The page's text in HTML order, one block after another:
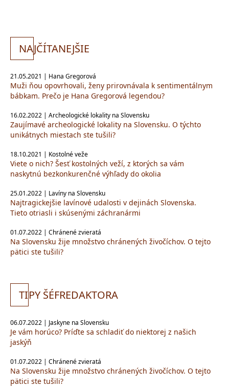
NAJČÍTANEJŠIE
21.05.2021 | Hana Gregorová
Muži ňou opovrhovali, ženy prirovnávala k sentimentálnym
bábkam. Prečo je Hana Gregorová legendou?
16.02.2022 | Archeologické lokality na Slovensku
Zaujímavé archeologické lokality na Slovensku. O týchto
unikátnych miestach ste tušili?
18.10.2021 | Kostolné veže
Viete o nich? Šesť kostolných veží, z ktorých sa vám
naskytnú bezkonkurenčné výhľady do okolia
25.01.2022 | Lavíny na Slovensku
Najtragickejšie lavínové udalosti v dejinách Slovenska.
Tieto otriasli i skúsenými záchranármi
01.07.2022 | Chránené zvieratá
Na Slovensku žije množstvo chránených živočíchov. O tejto
pätici ste tušili?
TIPY ŠÉFREDAKTORA
06.07.2022 | Jaskyne na Slovensku
Je vám horúco? Príďte sa schladiť do niektorej z našich
jaskýň
01.07.2022 | Chránené zvieratá
Na Slovensku žije množstvo chránených živočíchov. O tejto
pätici ste tušili?